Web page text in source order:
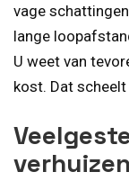
vage
lange
U weet van
kost. Dat